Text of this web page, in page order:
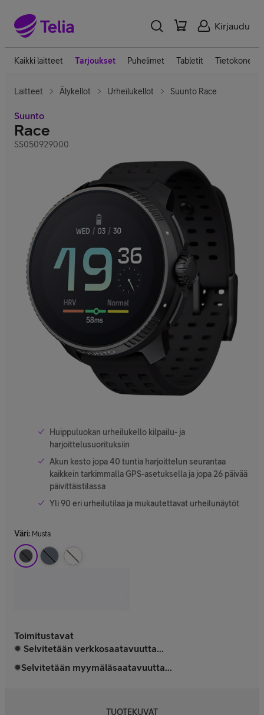
Kirjaudu
Kaikki laitteet Tarjoukset Puhelimet Tabletit Tietokoneet
Laitteet Älykellot Urheilukellot Suunto Race
Suunto
Race
SS050929000
Huippuluokan urheilukello kilpailu- ja
harjoittelusuorituksiin
Akun kesto jopa 40 tuntia harjoittelun seurantaa
kaikkein tarkimmalla GPS-asetuksella ja jopa 26 päivää
päivittäistilassa
Yli 90 eri urheilutilaa ja mukautettavat urheilunäytöt
Väri: Musta
Toimitustavat
Selvitetään verkkosaatavuutta...
Selvitetään myymäläsaatavuutta...
TUOTEKUVAT